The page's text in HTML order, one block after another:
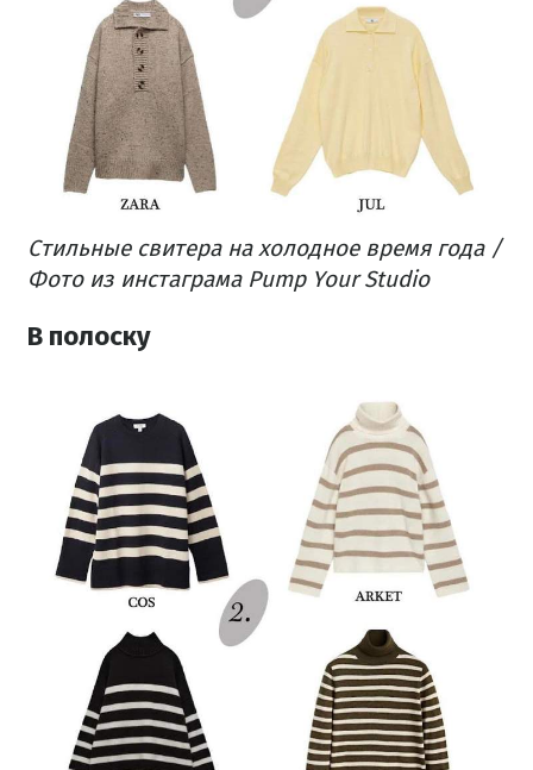
Стильные свитера на холодное время года /
Фото из инстаграма Pump Your Studio
В полоску